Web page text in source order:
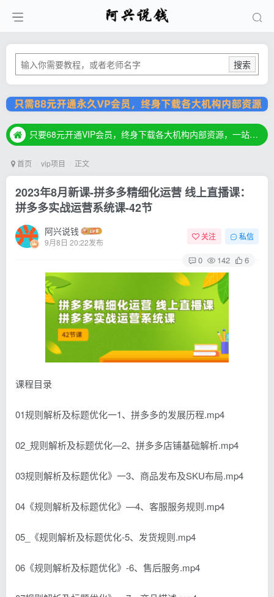
搜索
只要68元开通VIP会员，终身下载各大机构内部资源，一站式草根创业基地，最新最强网赚教程大全，小投入，大回报！
只要68元开通VIP会员，终身下载各大机构内部资源，一站式草根创业基地，最新最强网赚教程大全，小投入，大回报！
首页 vip项目 正文
2023年8月新课-拼多多精细化运营 线上直播课：
拼多多实战运营系统课-42节
阿兴说钱
9月8日 20:22发布
关注 私信
0 142 6
课程目录
01规则解析及标题优化一1、拼多多的发展历程.mp4
02_规则解析及标题优化—2、拼多多店铺基础解析.mp4
03规则解析及标题优化》一3、商品发布及SKU布局.mp4
04《规则解析及标题优化》—4、客服服务规则.mp4
05_《规则解析及标题优化-5、发货规则.mp4
06《规则解析及标题优化》-6、售后服务.mp4